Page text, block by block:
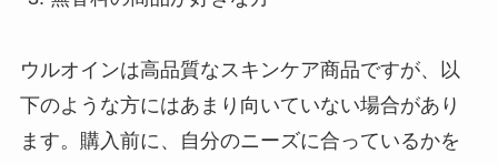
ウルオインは高品質なスキンケア商品ですが、以
下のような方にはあまり向いていない場合があり
ます。購入前に、自分のニーズに合っているかを